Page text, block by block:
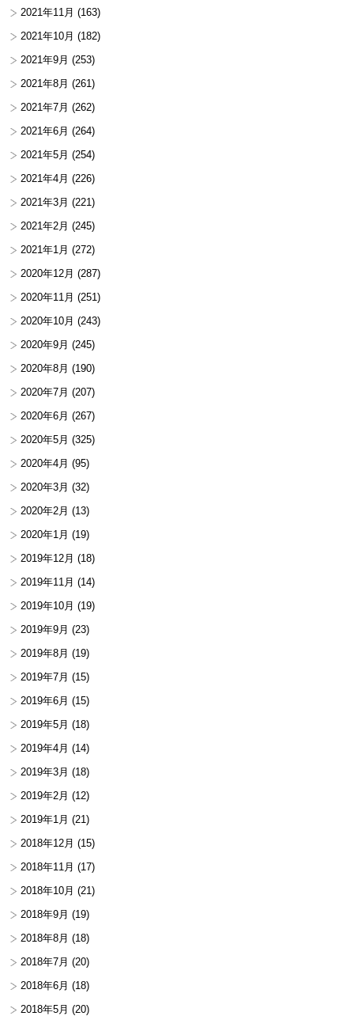
2021年11月 (163)
2021年10月 (182)
2021年9月 (253)
2021年8月 (261)
2021年7月 (262)
2021年6月 (264)
2021年5月 (254)
2021年4月 (226)
2021年3月 (221)
2021年2月 (245)
2021年1月 (272)
2020年12月 (287)
2020年11月 (251)
2020年10月 (243)
2020年9月 (245)
2020年8月 (190)
2020年7月 (207)
2020年6月 (267)
2020年5月 (325)
2020年4月 (95)
2020年3月 (32)
2020年2月 (13)
2020年1月 (19)
2019年12月 (18)
2019年11月 (14)
2019年10月 (19)
2019年9月 (23)
2019年8月 (19)
2019年7月 (15)
2019年6月 (15)
2019年5月 (18)
2019年4月 (14)
2019年3月 (18)
2019年2月 (12)
2019年1月 (21)
2018年12月 (15)
2018年11月 (17)
2018年10月 (21)
2018年9月 (19)
2018年8月 (18)
2018年7月 (20)
2018年6月 (18)
2018年5月 (20)